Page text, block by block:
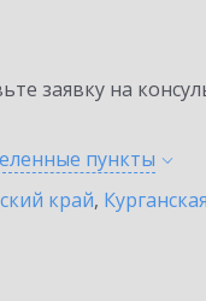
заявку на
пункты
край,